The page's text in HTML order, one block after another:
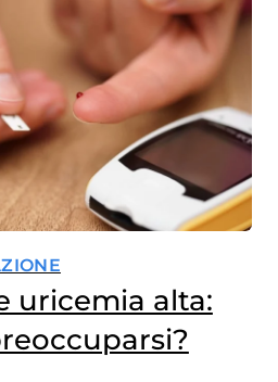
uricemia alta: